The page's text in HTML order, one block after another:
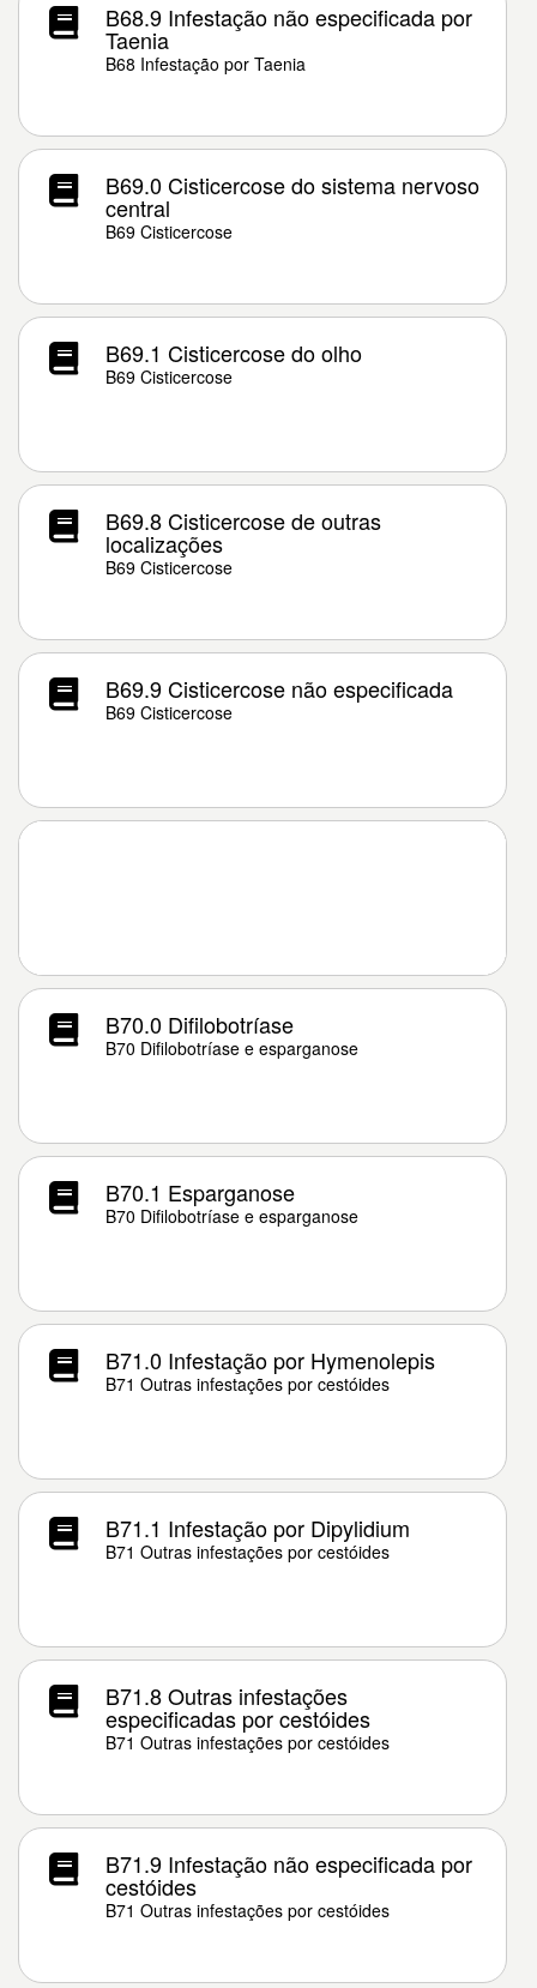
B68.9 Infestação não especificada por
Taenia
B68 Infestação por Taenia
B69.0 Cisticercose do sistema nervoso
central
B69 Cisticercose
B69.1 Cisticercose do olho
B69 Cisticercose
B69.8 Cisticercose de outras
localizações
B69 Cisticercose
B69.9 Cisticercose não especificada
B69 Cisticercose
B70.0 Difilobotríase
B70 Difilobotríase e esparganose
B70.1 Esparganose
B70 Difilobotríase e esparganose
B71.0 Infestação por Hymenolepis
B71 Outras infestações por cestóides
B71.1 Infestação por Dipylidium
B71 Outras infestações por cestóides
B71.8 Outras infestações
especificadas por cestóides
B71 Outras infestações por cestóides
B71.9 Infestação não especificada por
cestóides
B71 Outras infestações por cestóides